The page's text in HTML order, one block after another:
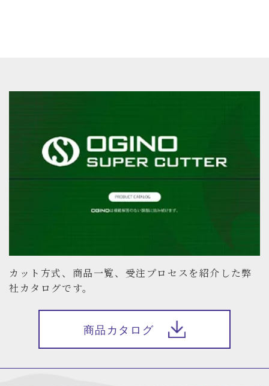
カット方式、商品一覧、受注プロセスを紹介した弊
社カタログです。
商品カタログ